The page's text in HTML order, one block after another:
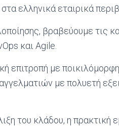
ελληνικά εταιρικά
βραβεύουμε τις
και Agile.
επιτροπή με
με πολυετή
του κλάδου, η πρακτική